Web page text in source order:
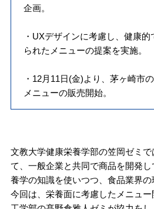
企画。
・UXデザインに考慮し、健康的
られたメニューの提案を実施。
・12月11日(金)より、茅ヶ崎市
メニューの販売開始。
文教大学健康栄養学部の笠岡ゼミ
て、一般企業と共同で商品を開発
養学の知識を使いつつ、食品業界の
今回は、栄養面に考慮したメニュ